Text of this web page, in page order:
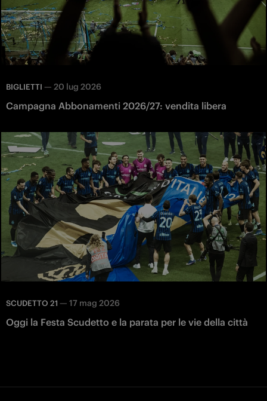
BIGLIETTI — 20 lug 2026
Campagna Abbonamenti 2026/27: vendita libera
SCUDETTO 21 — 17 mag 2026
Oggi la Festa Scudetto e la parata per le vie della città